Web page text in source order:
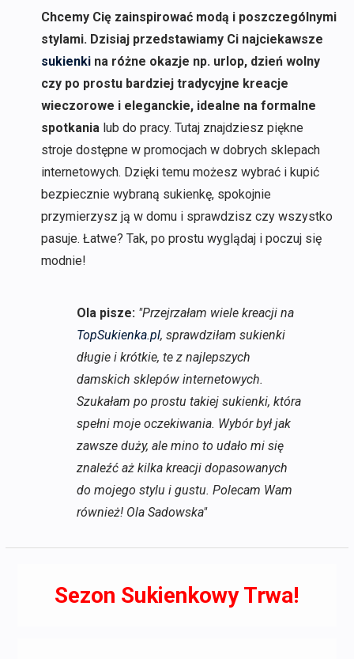
Chcemy Cię zainspirować modą i poszczególnymi
stylami. Dzisiaj przedstawiamy Ci najciekawsze
sukienkina różne okazje np. urlop, dzień wolny
czy po prostu bardziej tradycyjne kreacje
wieczorowe i eleganckie, idealne na formalne
spotkanialub do pracy. Tutaj znajdziesz piękne
stroje dostępne w promocjach w dobrych sklepach
internetowych. Dzięki temu możesz wybrać i kupić
bezpiecznie wybraną sukienkę, spokojnie
przymierzysz ją w domu i sprawdzisz czy wszystko
pasuje. Łatwe? Tak, po prostu wyglądaj i poczuj się
modnie!
Ola pisze: "Przejrzałam wiele kreacji na
TopSukienka.pl, sprawdziłam sukienki
długie i krótkie, te z najlepszych
damskich sklepów internetowych.
Szukałam po prostu takiej sukienki, która
spełni moje oczekiwania. Wybór był jak
zawsze duży, ale mino to udało mi się
znaleźć aż kilka kreacji dopasowanych
do mojego stylu i gustu. Polecam Wam
również! Ola Sadowska"
Sezon Sukienkowy Trwa!